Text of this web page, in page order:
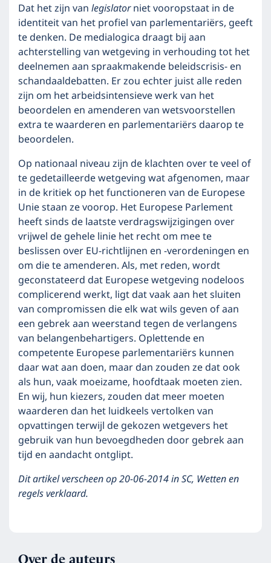
Dat het zijn vanlegislatorniet vooropstaat in de
identiteit van het profiel van parlementariërs, geeft
te denken. De medialogica draagt bij aan
achterstelling van wetgeving in verhouding tot het
deelnemen aan spraakmakende beleidscrisis- en
schandaaldebatten. Er zou echter juist alle reden
zijn om het arbeidsintensieve werk van het
beoordelen en amenderen van wetsvoorstellen
extra te waarderen en parlementariërs daarop te
beoordelen.
Op nationaal niveau zijn de klachten over te veel of
te gedetailleerde wetgeving wat afgenomen, maar
in de kritiek op het functioneren van de Europese
Unie staan ze voorop. Het Europese Parlement
heeft sinds de laatste verdragswijzigingen over
vrijwel de gehele linie het recht om mee te
beslissen over EU-richtlijnen en -verordeningen en
om die te amenderen. Als, met reden, wordt
geconstateerd dat Europese wetgeving nodeloos
complicerend werkt, ligt dat vaak aan het sluiten
van compromissen die elk wat wils geven of aan
een gebrek aan weerstand tegen de verlangens
van belangenbehartigers. Oplettende en
competente Europese parlementariërs kunnen
daar wat aan doen, maar dan zouden ze dat ook
als hun, vaak moeizame, hoofdtaak moeten zien.
En wij, hun kiezers, zouden dat meer moeten
waarderen dan het luidkeels vertolken van
opvattingen terwijl de gekozen wetgevers het
gebruik van hun bevoegdheden door gebrek aan
tijd en aandacht ontglipt.
Dit artikel verscheen op 20-06-2014 in SC, Wetten en
regels verklaard.
Over de auteurs